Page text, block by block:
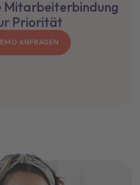
Mitarbeiterbindung
Priorität
ANFRAGEN